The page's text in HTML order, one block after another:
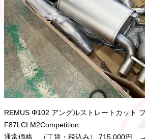
REMUS Φ102 アングルストレートカット
F87LCI M2Competition
通常価格 （工賃・税込み） 715,000円